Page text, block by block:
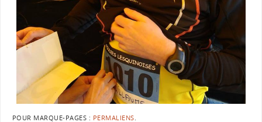
POUR MARQUE-PAGES : PERMALIENS